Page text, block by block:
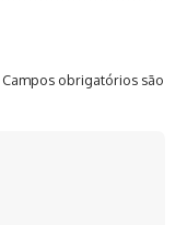
Campos obrigatórios são